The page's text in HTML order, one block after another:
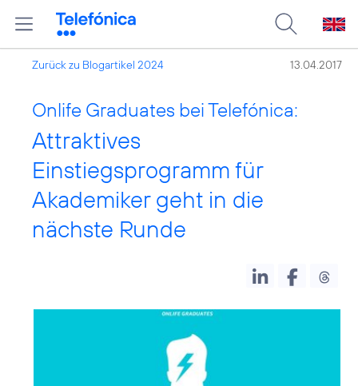
Zurück zu Blogartikel 2024 13.04.2017
Onlife Graduates bei Telefónica:
Attraktives
Einstiegsprogramm für
Akademiker geht in die
nächste Runde